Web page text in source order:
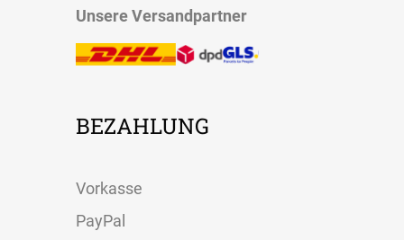
Unsere Versandpartner
BEZAHLUNG
Vorkasse
PayPal